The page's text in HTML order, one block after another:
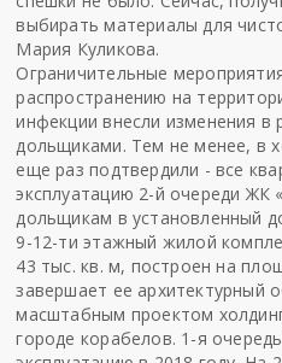
выбирать материалы для
Мария Куликова.
Ограничительные
распространению на
инфекции внесли изменения в
дольщиками. Тем не менее, в
еще раз подтвердили - все
эксплуатацию 2-й очереди ЖК
дольщикам в установленный
9-12-ти этажный жилой
43 тыс. кв. м, построен на
завершает ее архитектурный
масштабным проектом
городе корабелов. 1-я